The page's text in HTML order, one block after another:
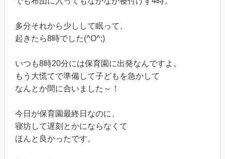
多分それから少しして眠って、
起きたら8時でした(^O^;)
いつも8時20分には保育園に出発なんですよ。
もう大慌てで準備して子どもを急かして
なんとか間に合いました～！
今日が保育園最終日なのに、
寝坊して遅刻とかにならなくて
ほんと良かったです。